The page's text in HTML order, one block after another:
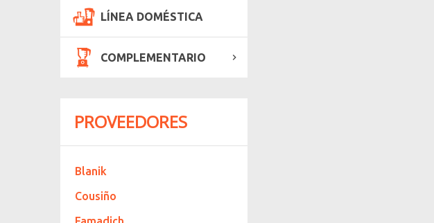
LÍNEA DOMÉSTICA
COMPLEMENTARIO
PROVEEDORES
Blanik
Cousiño